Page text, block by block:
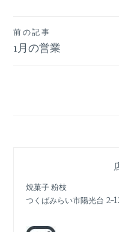
投
稿
ョ
ン
前の記事
1月の営業
焼菓子 粉枝
つくばみらい市陽光台 2-